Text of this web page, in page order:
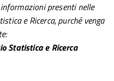
presenti nelle
e Ricerca, purché venga
Statistica e Ricerca